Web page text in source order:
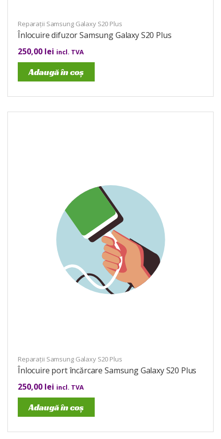
Reparații Samsung Galaxy S20 Plus
Înlocuire difuzor Samsung Galaxy S20 Plus
250,00 lei incl. TVA
Adaugă în coș
Reparații Samsung Galaxy S20 Plus
Înlocuire port încărcare Samsung Galaxy S20 Plus
250,00 lei incl. TVA
Adaugă în coș